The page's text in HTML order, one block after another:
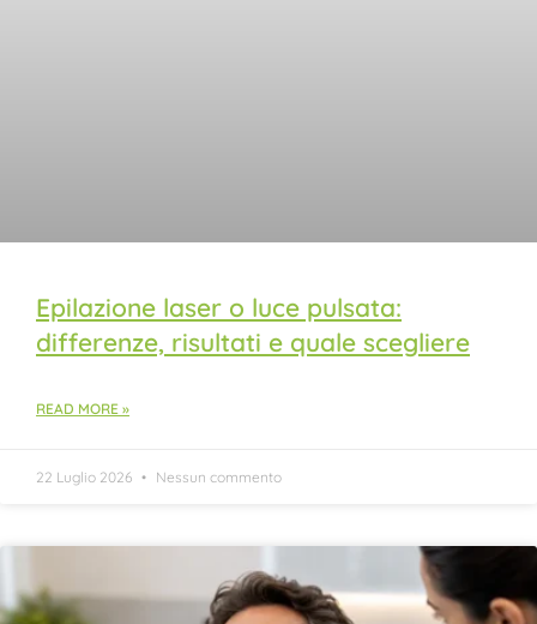
Epilazione laser o luce pulsata:
differenze, risultati e quale scegliere
READ MORE »
22 Luglio 2026 Nessun commento